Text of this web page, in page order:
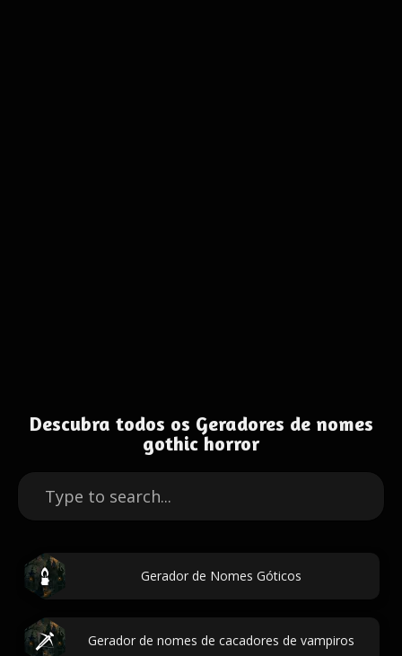
Descubra todos os Geradores de nomes
gothic horror
Gerador de Nomes Góticos
Gerador de nomes de cacadores de vampiros